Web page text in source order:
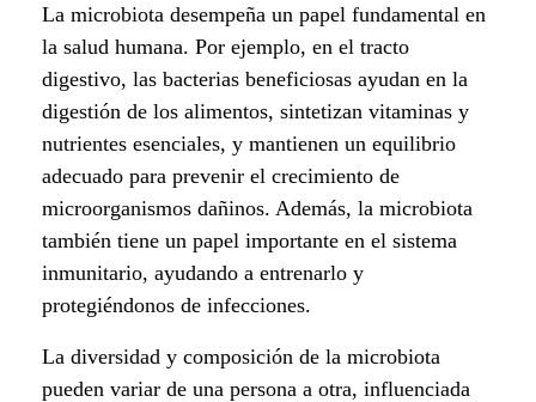
U
n
f
a
s
c
i
n
La microbiota desempeña un papel fundamental en
la salud humana. Por ejemplo, en el tracto
digestivo, las bacterias beneficiosas ayudan en la
digestión de los alimentos, sintetizan vitaminas y
nutrientes esenciales, y mantienen un equilibrio
adecuado para prevenir el crecimiento de
microorganismos dañinos. Además, la microbiota
también tiene un papel importante en el sistema
inmunitario, ayudando a entrenarlo y
protegiéndonos de infecciones.
La diversidad y composición de la microbiota
pueden variar de una persona a otra, influenciada